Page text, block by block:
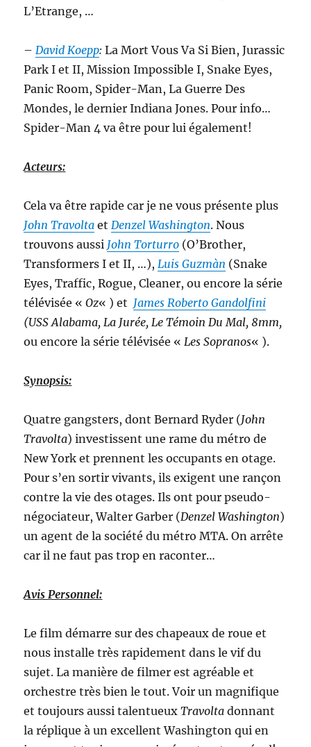
L’Etrange, …
–David Koepp:La Mort Vous Va Si Bien, Jurassic
Park I et II, Mission Impossible I, Snake Eyes,
Panic Room, Spider-Man, La Guerre Des
Mondes, le dernier Indiana Jones. Pour info…
Spider-Man 4 va être pour lui également!
Acteurs:
Cela va être rapide car je ne vous présente plus
John Travolta etDenzel Washington. Nous
trouvons aussi John Torturro (O’Brother,
Transformers I et II, …),Luis Guzmàn (Snake
Eyes, Traffic, Rogue, Cleaner, ou encore la série
télévisée «Oz« ) et James Roberto Gandolfini
(USS Alabama, La Jurée, Le Témoin Du Mal, 8mm,
ou encore la série télévisée «Les Sopranos« ).
Synopsis:
Quatre gangsters, dont Bernard Ryder (John
Travolta) investissent une rame du métro de
New York et prennent les occupants en otage.
Pour s’en sortir vivants, ils exigent une rançon
contre la vie des otages. Ils ont pour pseudo-
négociateur, Walter Garber (Denzel Washington)
un agent de la société du métro MTA. On arrête
car il ne faut pas trop en raconter…
Avis Personnel:
Le film démarre sur des chapeaux de roue et
nous installe très rapidement dans le vif du
sujet. La manière de filmer est agréable et
orchestre très bien le tout. Voir un magnifique
et toujours aussi talentueuxTravolta donnant
la réplique à un excellent Washington qui en